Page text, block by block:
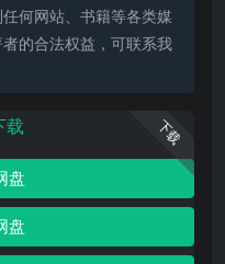
何网站、书籍等各类媒
的合法权益，可联系我
下载
载
盘
盘